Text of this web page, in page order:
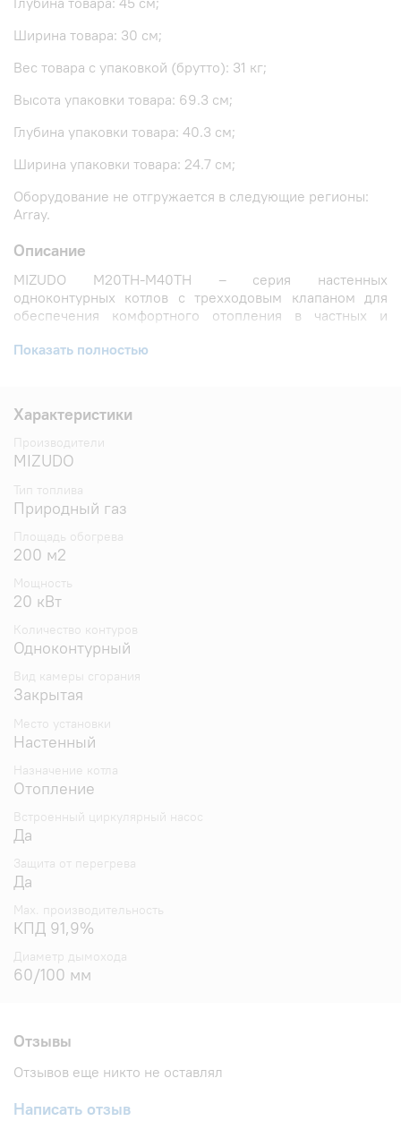
Ширина товара: 30 см;
Вес товара с упаковкой (брутто): 31 кг;
Высота упаковки товара: 69.3 см;
Глубина упаковки товара: 40.3 см;
Ширина упаковки товара: 24.7 см;
Оборудование не отгружается в следующие регионы:
Array.
Описание
MIZUDO M20TH-M40TH – серия настенных
одноконтурных котлов с трехходовым клапаном для
обеспечения комфортного отопления в частных и
Полностью готовы к подключению бойлера
трехходовым клапаном и датчиком бойлера.
Латунная гидрогруппа и медные патрубки.
Компактные размеры позволяют монтировать
котел в котельных с ограниченным
Широкий диапазон мощностей от 20 до 40 кВт,
позволяет подобрать котел, максимально
подходящий под потребности пользователя.
Автоматическая модуляция пламени горелки
Гарантированное качество и надежность.
Показать полностью
Характеристики
Производители
MIZUDO
Тип топлива
Природный газ
Площадь обогрева
200 м2
Мощность
20 кВт
Количество контуров
Одноконтурный
Вид камеры сгорания
Закрытая
Место установки
Настенный
Назначение котла
Отопление
Встроенный циркулярный насос
Да
Защита от перегрева
Да
Max. производительность
КПД 91,9%
Диаметр дымохода
60/100 мм
Отзывы
Отзывов еще никто не оставлял
Написать отзыв